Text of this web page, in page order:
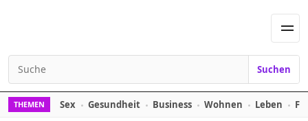
Search for:
Suchen
THEMEN Sex Gesundheit Business Wohnen Leben